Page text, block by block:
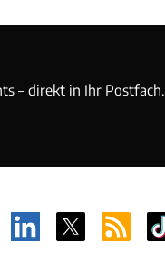
– direkt in Ihr Postfach.